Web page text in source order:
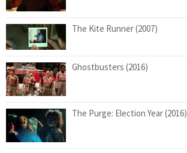
The Kite Runner (2007)
Ghostbusters (2016)
The Purge: Election Year (2016)